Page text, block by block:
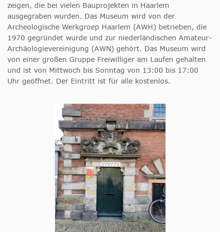
zeigen, die bei vielen Bauprojekten in Haarlem
ausgegraben wurden. Das Museum wird von der
Archeologische Werkgroep Haarlem (AWH) betrieben, die
1970 gegründet wurde und zur niederländischen Amateur-
Archäologievereinigung (AWN) gehört. Das Museum wird
von einer großen Gruppe Freiwilliger am Laufen gehalten
und ist von Mittwoch bis Sonntag von 13:00 bis 17:00
Uhr geöffnet. Der Eintritt ist für alle kostenlos.